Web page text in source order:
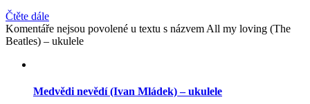
Čtěte dále
Komentáře nejsou povolené u textu s názvem All my loving (The
Beatles) – ukulele
Medvědi nevědí (Ivan Mládek) – ukulele